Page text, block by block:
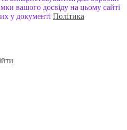
вашого досвіду на цьому сайті
у документі Політика